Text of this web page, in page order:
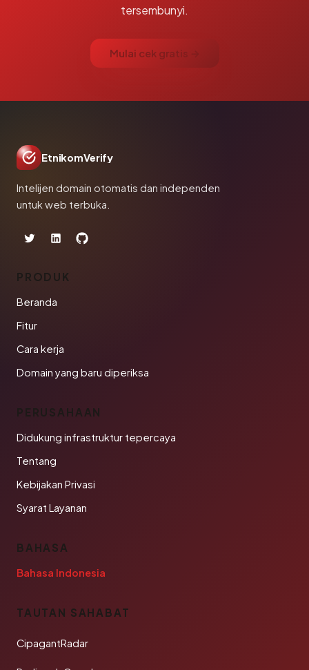
tersembunyi.
Mulai cek gratis →
EtnikomVerify
Intelijen domain otomatis dan independen
untuk web terbuka.
PRODUK
Beranda
Fitur
Cara kerja
Domain yang baru diperiksa
PERUSAHAAN
Didukung infrastruktur tepercaya
Tentang
Kebijakan Privasi
Syarat Layanan
BAHASA
Bahasa Indonesia
TAUTAN SAHABAT
CipagantRadar